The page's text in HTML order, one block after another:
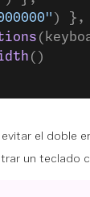
) },
()
el doble
un teclado